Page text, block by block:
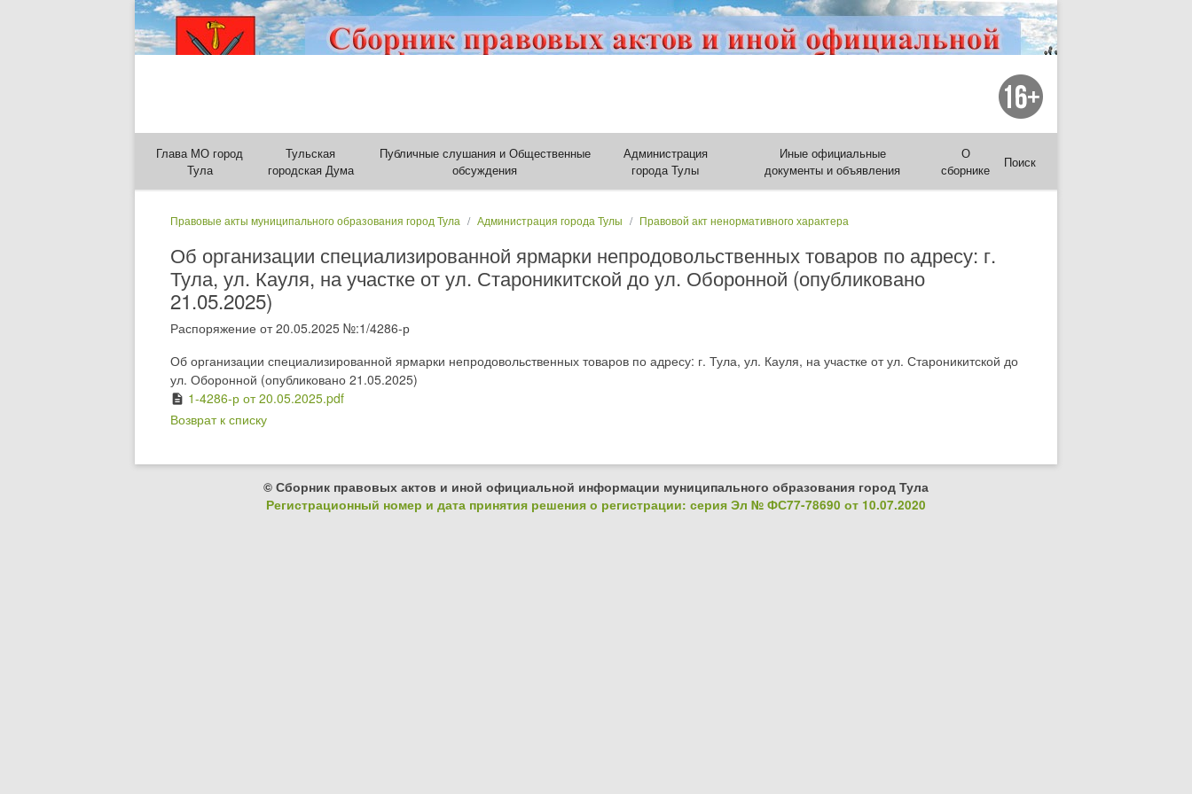
Глава МО город
Тула
Тульская
городская Дума
Публичные слушания и Общественные
обсуждения
Администрация
города Тулы
Иные официальные
документы и объявления
О
сборнике
Поиск
Правовые акты муниципального образования город Тула Администрация города Тулы Правовой акт ненормативного характера
Об организации специализированной ярмарки непродовольственных товаров по адресу: г.
Тула, ул. Кауля, на участке от ул. Староникитской до ул. Оборонной (опубликовано
21.05.2025)
Распоряжение от 20.05.2025 №:1/4286-р
Об организации специализированной ярмарки непродовольственных товаров по адресу: г. Тула, ул. Кауля, на участке от ул. Староникитской до
ул. Оборонной (опубликовано 21.05.2025)
description 1-4286-р от 20.05.2025.pdf
Возврат к списку
© Сборник правовых актов и иной официальной информации муниципального образования город Тула
Регистрационный номер и дата принятия решения о регистрации: серия Эл № ФС77-78690 от 10.07.2020